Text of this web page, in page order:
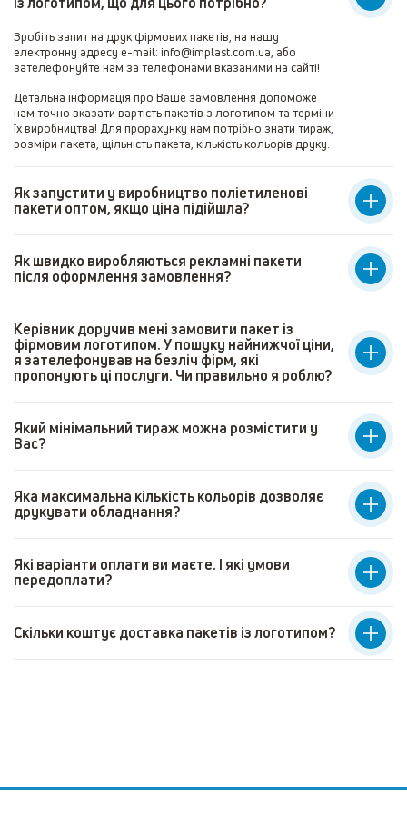
Зробіть запит на друк фірмових пакетів, на нашу
електронну адресу e-mail: info@implast.com.ua, або
зателефонуйте нам за телефонами вказаними на сайті!
Детальна інформація про Ваше замовлення допоможе
нам точно вказати вартість пакетів з логотипом та терміни
їх виробництва! Для прорахунку нам потрібно знати тираж,
розміри пакета, щільність пакета, кількість кольорів друку.
Як запустити у виробництво поліетиленові
пакети оптом, якщо ціна підійшла?
Як швидко виробляються рекламні пакети
після оформлення замовлення?
Керівник доручив мені замовити пакет із
фірмовим логотипом. У пошуку найнижчої ціни,
я зателефонував на безліч фірм, які
пропонують ці послуги. Чи правильно я роблю?
Який мінімальний тираж можна розмістити у
Вас?
Яка максимальна кількість кольорів дозволяє
друкувати обладнання?
Які варіанти оплати ви маєте. І які умови
передоплати?
Скільки коштує доставка пакетів із логотипом?